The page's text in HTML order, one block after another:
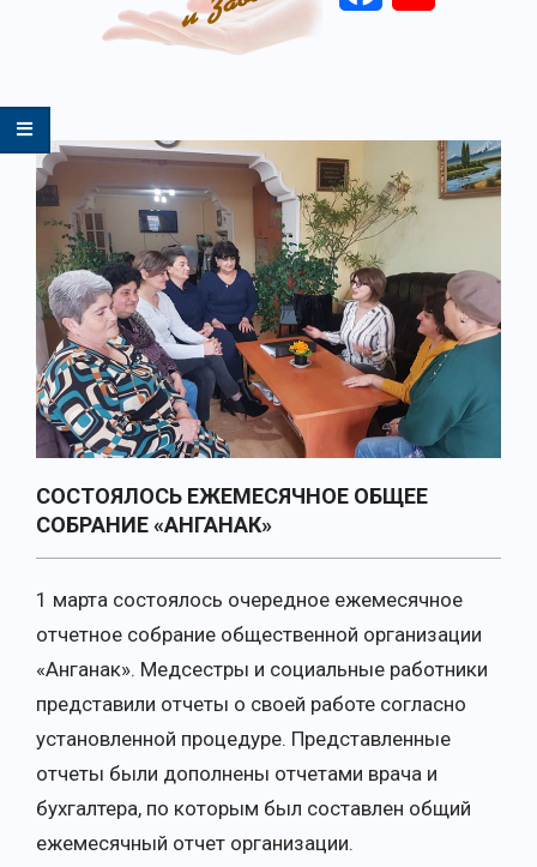
Primary
Navigation
Menu
СОСТОЯЛОСЬ ЕЖЕМЕСЯЧНОЕ ОБЩЕЕ
СОБРАНИЕ «АНГАНАК»
1 марта состоялось очередное ежемесячное
отчетное собрание общественной организации
«Анганак». Медсестры и социальные работники
представили отчеты о своей работе согласно
установленной процедуре. Представленные
отчеты были дополнены отчетами врача и
бухгалтера, по которым был составлен общий
ежемесячный отчет организации.